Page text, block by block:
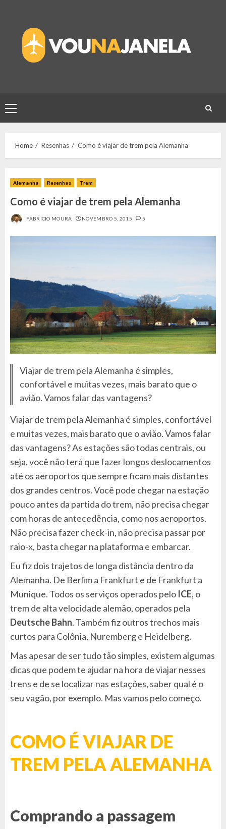
content
Primary
Menu
Home Resenhas Como é viajar de trem pela Alemanha
Alemanha Resenhas Trem
Como é viajar de trem pela Alemanha
FABRICIO MOURA NOVEMBRO 5, 2015 5
Viajar de trem pela Alemanha é simples,
confortável e muitas vezes, mais barato que o
avião. Vamos falar das vantagens?
Viajar de trem pela Alemanha é simples, confortável
e muitas vezes, mais barato que o avião. Vamos falar
das vantagens? As estações são todas centrais, ou
seja, você não terá que fazer longos deslocamentos
até os aeroportos que sempre ficam mais distantes
dos grandes centros. Você pode chegar na estação
pouco antes da partida do trem, não precisa chegar
com horas de antecedência, como nos aeroportos.
Não precisa fazer check-in, não precisa passar por
raio-x, basta chegar na plataforma e embarcar.
Eu fiz dois trajetos de longa distância dentro da
Alemanha. De Berlim a Frankfurt e de Frankfurt a
Munique. Todos os serviços operados pelo ICE, o
trem de alta velocidade alemão, operados pela
Deutsche Bahn. Também fiz outros trechos mais
curtos para Colônia, Nuremberg e Heidelberg.
Mas apesar de ser tudo tão simples, existem algumas
dicas que podem te ajudar na hora de viajar nesses
trens e de se localizar nas estações, saber qual é o
seu vagão, por exemplo. Mas vamos pelo começo.
COMO É VIAJAR DE
TREM PELA ALEMANHA
Comprando a passagem